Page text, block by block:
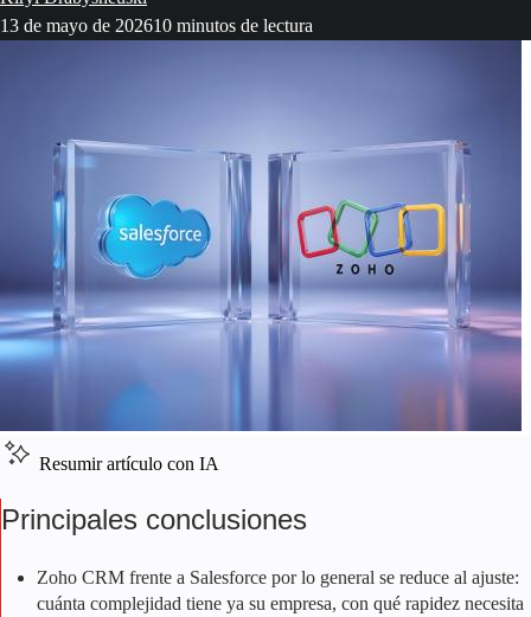
13 de mayo de 202610 minutos de lectura
Resumir artículo con IA
Principales conclusiones
Zoho CRM frente a Salesforce por lo general se reduce al ajuste:
cuánta complejidad tiene ya su empresa, con qué rapidez necesita